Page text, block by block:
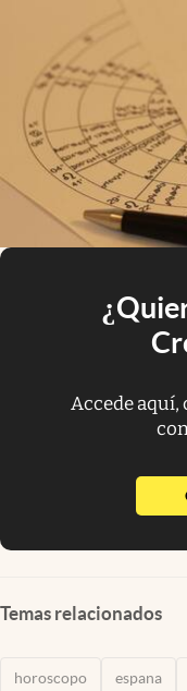
Accede aquí,
Temas relacionados
horoscopo espana